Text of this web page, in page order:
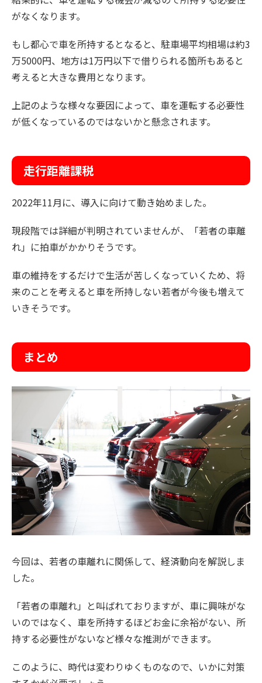
がなくなります。
もし都心で車を所持するとなると、駐車場平均相場は約3
万5000円、地方は1万円以下で借りられる箇所もあると
考えると大きな費用となります。
上記のような様々な要因によって、 車を運転する必要性
が低くなっているのではないかと懸念されます。
走行距離課税
2022年11月に、導入に向けて動き始めました。
現段階では詳細が判明されていませんが、「若者の車離
れ」に拍車がかかりそうです。
車の維持をするだけで生活が苦しくなっていくため、将
来のことを考えると車を所持しない若者が今後も増えて
いきそうです。
まとめ
今回は、若者の車離れに関係して、経済動向を解説しま
した。
「若者の車離れ」 と叫ばれておりますが、車に興味がな
いのではなく、車を所持するほどお金に余裕がない、所
持する必要性がないなど様々な推測ができます。
このように、時代は変わりゆくものなので、いかに対策